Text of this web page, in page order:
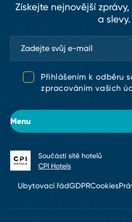
Menu
O hotelu
Pokoje
Získejte nejnovější
a slevy.
Přihlášením k odběru
zpracováním vašich
Ubytovací řádGDPRCookies
Součástí sítě hotelů
CPI Hotels